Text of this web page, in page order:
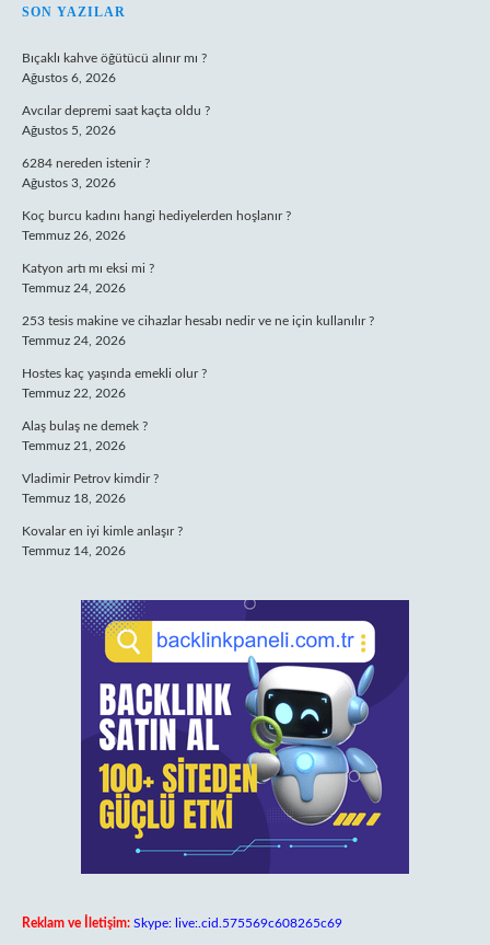
SIDEBAR
SON YAZILAR
Bıçaklı kahve öğütücü alınır mı ?
Ağustos 6, 2026
Avcılar depremi saat kaçta oldu ?
Ağustos 5, 2026
6284 nereden istenir ?
Ağustos 3, 2026
Koç burcu kadını hangi hediyelerden hoşlanır ?
Temmuz 26, 2026
Katyon artı mı eksi mi ?
Temmuz 24, 2026
253 tesis makine ve cihazlar hesabı nedir ve ne için kullanılır ?
Temmuz 24, 2026
Hostes kaç yaşında emekli olur ?
Temmuz 22, 2026
Alaş bulaş ne demek ?
Temmuz 21, 2026
Vladimir Petrov kimdir ?
Temmuz 18, 2026
Kovalar en iyi kimle anlaşır ?
Temmuz 14, 2026
Reklam ve İletişim: Skype: live:.cid.575569c608265c69